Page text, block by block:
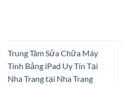
Trung Tâm Sửa Chữa Máy
Tính Bảng iPad Uy Tín Tại
Nha Trang tại Nha Trang